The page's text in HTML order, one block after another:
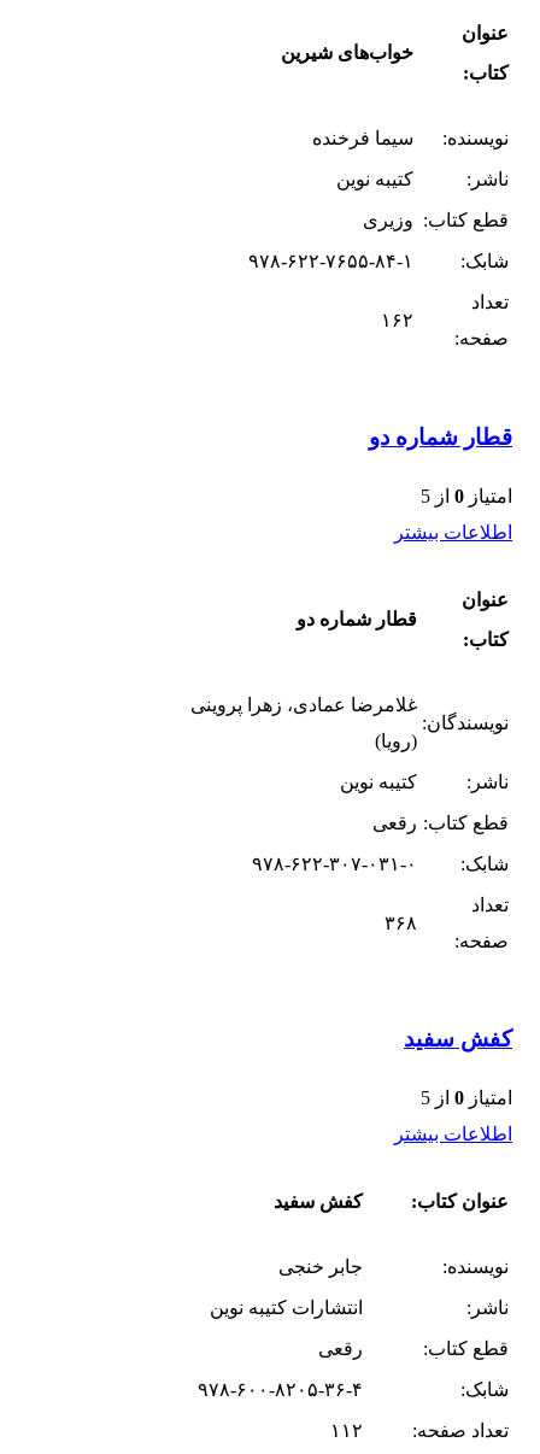
عنوان
کتاب:
خواب‌های شیرین
نویسنده:
سیما فرخنده
ناشر:
کتیبه نوین
قطع کتاب: وزیری
شابک:
۹۷۸-۶۲۲-۷۶۵۵-۸۴-۱
تعداد
صفحه:
۱۶۲
قطار شماره دو
امتیاز 0 از 5
اطلاعات بیشتر
عنوان
کتاب:
قطار شماره دو
نویسندگان:
غلامرضا عمادی، زهرا پروینی
(رویا)
ناشر:
کتیبه نوین
قطع کتاب: رقعی
شابک:
۹۷۸-۶۲۲-۳۰۷-۰۳۱-۰
تعداد
صفحه:
۳۶۸
کفش سفید
امتیاز 0 از 5
اطلاعات بیشتر
عنوان کتاب: کفش سفید
نویسنده:
جابر خنجی
ناشر:
انتشارات کتیبه نوین
قطع کتاب:
رقعی
شابک:
۹۷۸-۶۰۰-۸۲۰۵-۳۶-۴
تعداد صفحه:
۱۱۲